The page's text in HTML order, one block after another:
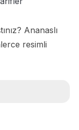
Ananaslı
resimli